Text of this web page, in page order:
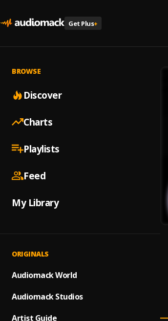
Get Plus+
BROWSE
Discover
Charts
Playlists
Feed
My Library
ORIGINALS
Audiomack World
Audiomack Studios
Artist Guide